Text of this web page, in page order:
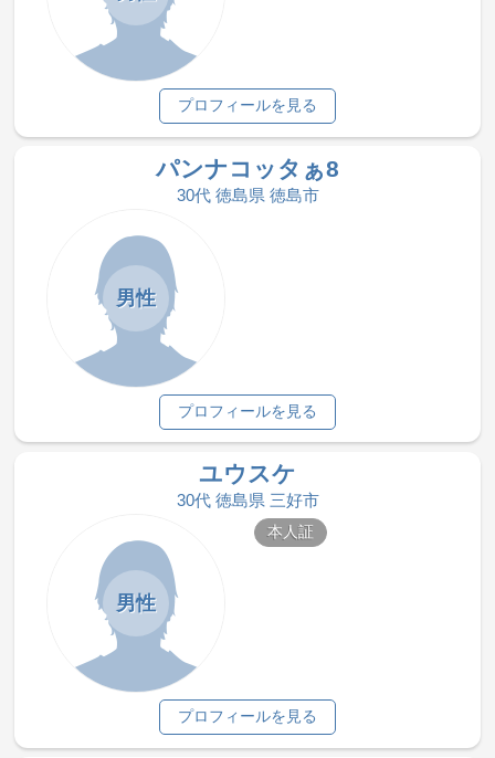
プロフィールを見る
パンナコッタぁ8
30代 徳島県 徳島市
男性
プロフィールを見る
ユウスケ
30代 徳島県 三好市
男性
本人証
プロフィールを見る